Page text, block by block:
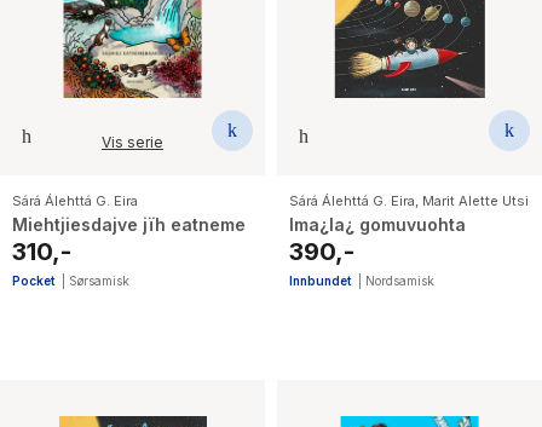
The Housemaid
Vis serie
Sárá Álehttá G. Eira
Miehtjiesdajve jïh eatneme
310,-
Pocket Sørsamisk
Sárá Álehttá G. Eira Marit Alette Utsi
Ima¿la¿ gomuvuohta
390,-
Innbundet Nordsamisk